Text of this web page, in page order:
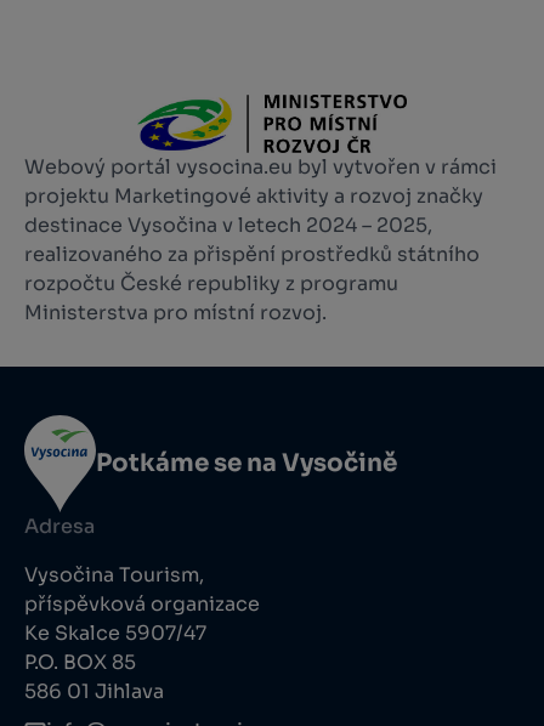
Webový portál vysocina.eu byl vytvořen v rámci
projektu Marketingové aktivity a rozvoj značky
destinace Vysočina v letech 2024 – 2025,
realizovaného za přispění prostředků státního
rozpočtu České republiky z programu
Ministerstva pro místní rozvoj.
Potkáme se na Vysočině
Adresa
Vysočina Tourism,
příspěvková organizace
Ke Skalce 5907/47
P.O. BOX 85
586 01 Jihlava